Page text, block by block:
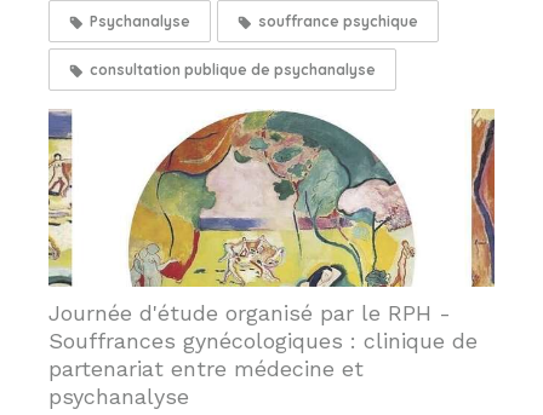
Psychanalyse souffrance psychique
consultation publique de psychanalyse
Journée d'étude organisé par le RPH -
Souffrances gynécologiques : clinique de
partenariat entre médecine et
psychanalyse